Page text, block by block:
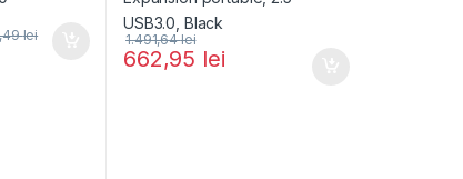
lei
662,95 lei
1.491,64lei